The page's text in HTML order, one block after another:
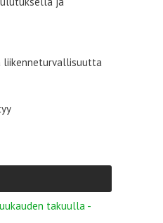
liikenneturvallisuutta
takuulla -